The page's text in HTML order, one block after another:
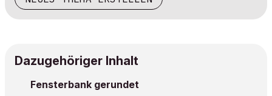
Dazugehöriger Inhalt
Fensterbank gerundet